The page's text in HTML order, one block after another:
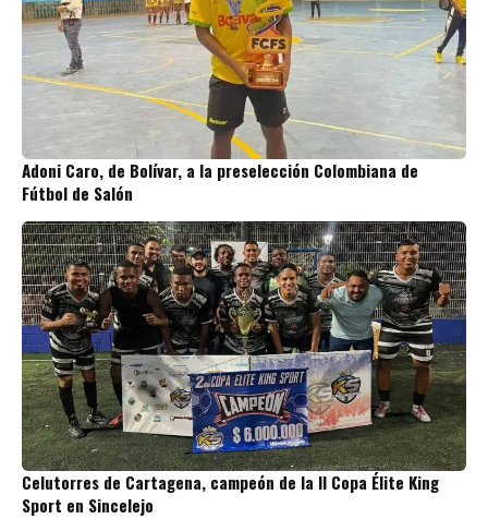
Adoni Caro, de Bolívar, a la preselección Colombiana de
Fútbol de Salón
Celutorres de Cartagena, campeón de la II Copa Élite King
Sport en Sincelejo